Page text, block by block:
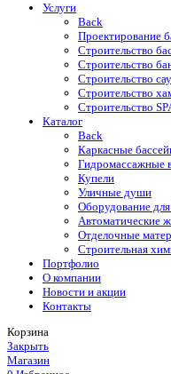
Услуги
Back
Проектирование
Строительство
Строительство
Строительство
Строительство
Строительство
Каталог
Back
Каркасные
Гидромассажные
Купели
Уличные души
Оборудование
Автоматические
Отделочные
Строительная
Портфолио
O компании
Новости и акции
Контакты
Корзина
Закрыть
Магазин